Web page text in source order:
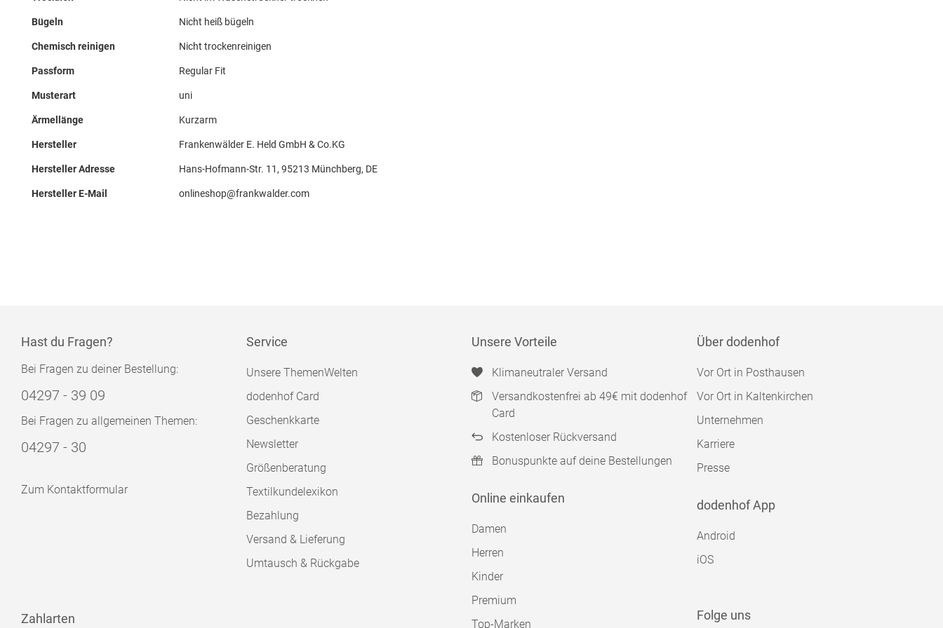
Bügeln Nicht heiß bügeln
Chemisch reinigen Nicht trockenreinigen
Passform Regular Fit
Musterart uni
Ärmellänge Kurzarm
Hersteller Frankenwälder E. Held GmbH & Co.KG
Hersteller Adresse Hans-Hofmann-Str. 11, 95213 Münchberg, DE
Hersteller E-Mail onlineshop@frankwalder.com
Hast du Fragen?
Bei Fragen zu deiner Bestellung:
04297 - 39 09
Bei Fragen zu allgemeinen Themen:
04297 - 30
Zum Kontaktformular
Service
Unsere ThemenWelten
dodenhof Card
Geschenkkarte
Newsletter
Größenberatung
Textilkundelexikon
Bezahlung
Versand & Lieferung
Umtausch & Rückgabe
Unsere Vorteile
Klimaneutraler Versand
Versandkostenfrei ab 49€ mit dodenhof
Card
Kostenloser Rückversand
Bonuspunkte auf deine Bestellungen
Online einkaufen
Damen
Herren
Kinder
Premium
Top-Marken
Über dodenhof
Vor Ort in Posthausen
Vor Ort in Kaltenkirchen
Unternehmen
Karriere
Presse
dodenhof App
Android
iOS
Zahlarten Folge uns